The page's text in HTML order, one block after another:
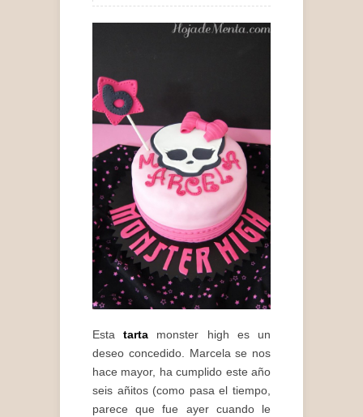
Estatarta monster high es un
deseo concedido. Marcela se nos
hace mayor, ha cumplido este año
seis añitos (como pasa el tiempo,
parece que fue ayer cuando le